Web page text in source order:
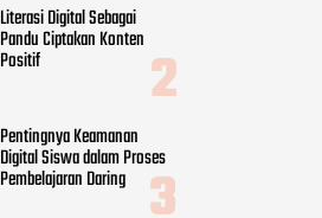
Literasi Digital Sebagai
Pandu Ciptakan Konten
Positif
Pentingnya Keamanan
Digital Siswa dalam Proses
Pembelajaran Daring